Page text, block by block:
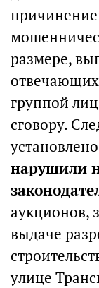
размере,
отвечающих
группой
сговору.
нарушили
аукционов,
выдаче
улице